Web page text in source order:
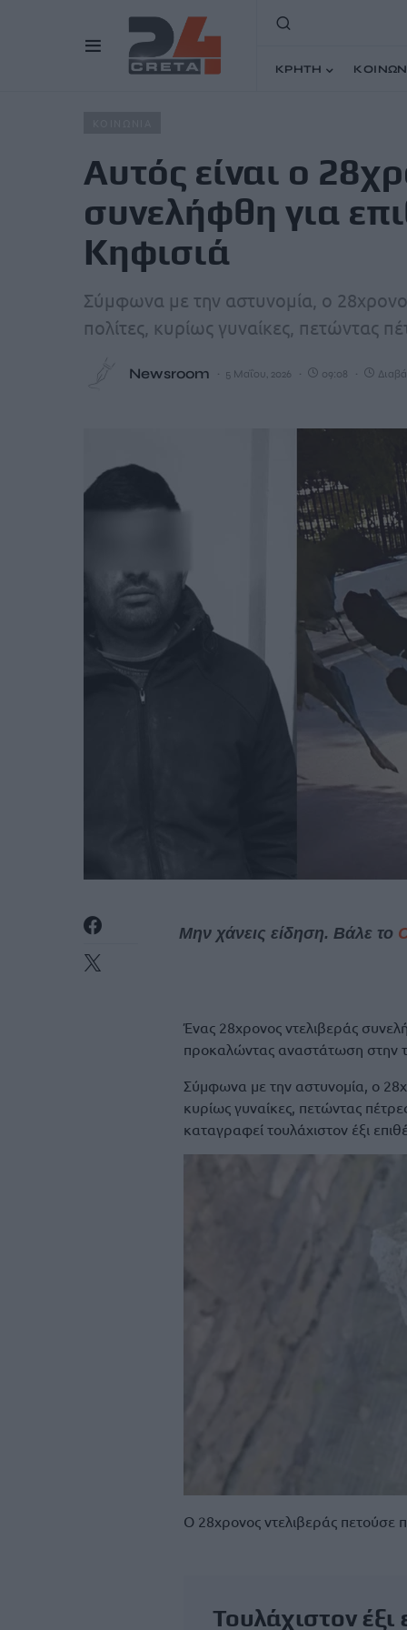
ΚΡΗΤΗ
Αυτός είναι ο
συνελήφθη για
Κηφισιά
Σύμφωνα με την αστυνομία, ο
πολίτες, κυρίως γυναίκες, πετώντας
Newsroom 5 Μαΐου, 2026 09:08
Μην χάνεις είδηση. Βάλε το
Ένας 28χρονος ντελιβεράς
προκαλώντας αναστάτωση στην
Σύμφωνα με την αστυνομία, ο
κυρίως γυναίκες, πετώντας
καταγραφεί τουλάχιστον έξι
Ο 28χρονος ντελιβεράς πετούσε
Τουλάχιστον